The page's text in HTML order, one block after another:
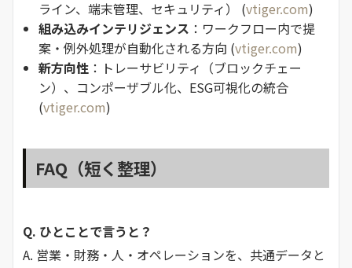
ライン、端末管理、セキュリティ） (vtiger.com)
組み込みインテリジェンス ：ワークフロー内で提
案・例外処理が自動化される方向 (vtiger.com)
新方向性 ：トレーサビリティ（ブロックチェー
ン）、コンポーザブル化、ESG可視化の統合
(vtiger.com)
FAQ（短く整理）
Q. ひとことで言うと？
A. 営業・財務・人・オペレーションを、共通データと